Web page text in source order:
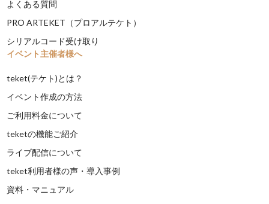
よくある質問
PRO ARTEKET（プロアルテケト）
シリアルコード受け取り
イベント主催者様へ
teket(テケト)とは？
イベント作成の方法
ご利用料金について
teketの機能ご紹介
ライブ配信について
teket利用者様の声・導入事例
資料・マニュアル